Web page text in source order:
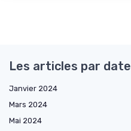
Les articles par date
Janvier 2024
Mars 2024
Mai 2024